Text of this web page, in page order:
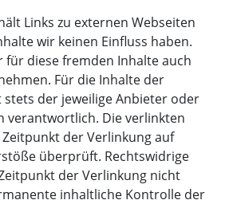
Links zu externen Webseiten
wir keinen Einfluss haben.
für diese fremden Inhalte auch
Für die Inhalte der
der jeweilige Anbieter oder
verantwortlich. Die verlinkten
der Verlinkung auf
überprüft. Rechtswidrige
der Verlinkung nicht
inhaltliche Kontrolle der